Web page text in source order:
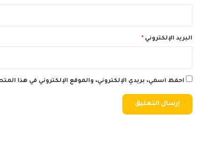
البريد الإلكتروني *
احفظ اسمي، بريدي الإلكتروني، والموقع الإلكتروني في هذا